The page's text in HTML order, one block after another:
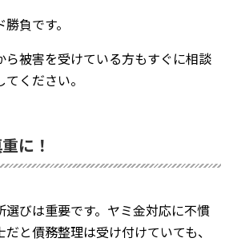
負です。
ら被害を受けている方もすぐに相談
ください。
に！
選びは重要です。ヤミ金対応に不慣
と債務整理は受け付けていても、